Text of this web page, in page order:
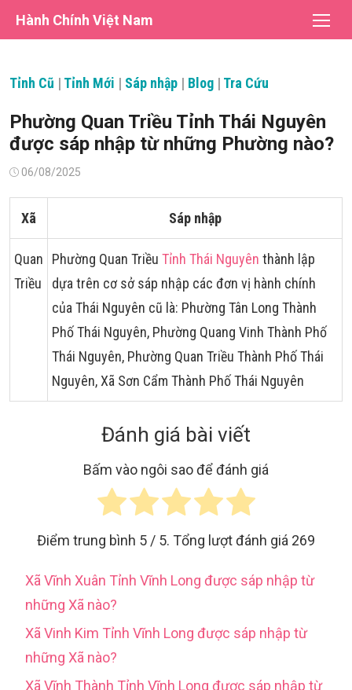
Hành Chính Việt Nam
Tỉnh Cũ | Tỉnh Mới | Sáp nhập | Blog | Tra Cứu
Phường Quan Triều Tỉnh Thái Nguyên
được sáp nhập từ những Phường nào?
Đăng06/08/2025
Xã Sáp nhập
Quan
Triều
Phường Quan Triều Tỉnh Thái Nguyên thành lập
dựa trên cơ sở sáp nhập các đơn vị hành chính
của Thái Nguyên cũ là: Phường Tân Long Thành
Phố Thái Nguyên, Phường Quang Vinh Thành Phố
Thái Nguyên, Phường Quan Triều Thành Phố Thái
Nguyên, Xã Sơn Cẩm Thành Phố Thái Nguyên
Đánh giá bài viết
Bấm vào ngôi sao để đánh giá
Điểm trung bình 5 / 5. Tổng lượt đánh giá 269
Xã Vĩnh Xuân Tỉnh Vĩnh Long được sáp nhập từ
những Xã nào?
Xã Vinh Kim Tỉnh Vĩnh Long được sáp nhập từ
những Xã nào?
Xã Vĩnh Thành Tỉnh Vĩnh Long được sáp nhập từ